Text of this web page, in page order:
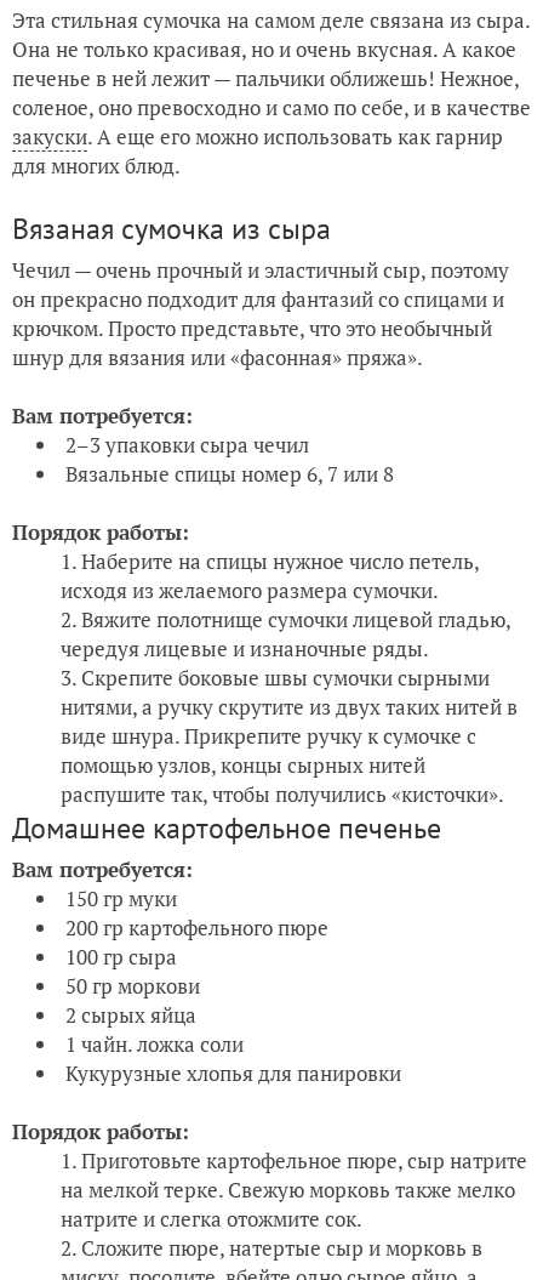
Эта стильная сумочка на самом деле связана из сыра.
Она не только красивая, но и очень вкусная. А какое
печенье в ней лежит — пальчики оближешь! Нежное,
соленое, оно превосходно и само по себе, и в качестве
закуски. А еще его можно использовать как гарнир
для многих блюд.
Вязаная сумочка из сыра
Чечил — очень прочный и эластичный сыр, поэтому
он прекрасно подходит для фантазий со спицами и
крючком. Просто представьте, что это необычный
шнур для вязания или «фасонная» пряжа».
Вам потребуется:
2–3 упаковки сыра чечил
Вязальные спицы номер 6, 7 или 8
Порядок работы:
Наберите на спицы нужное число петель,
исходя из желаемого размера сумочки.
Вяжите полотнище сумочки лицевой гладью,
чередуя лицевые и изнаночные ряды.
Скрепите боковые швы сумочки сырными
нитями, а ручку скрутите из двух таких нитей в
виде шнура. Прикрепите ручку к сумочке с
помощью узлов, концы сырных нитей
распушите так, чтобы получились «кисточки».
Домашнее картофельное печенье
Вам потребуется:
150 гр муки
200 гр картофельного пюре
100 гр сыра
50 гр моркови
2 сырых яйца
1 чайн. ложка соли
Кукурузные хлопья для панировки
Порядок работы:
Приготовьте картофельное пюре, сыр натрите
на мелкой терке. Свежую морковь также мелко
натрите и слегка отожмите сок.
Сложите пюре, натертые сыр и морковь в